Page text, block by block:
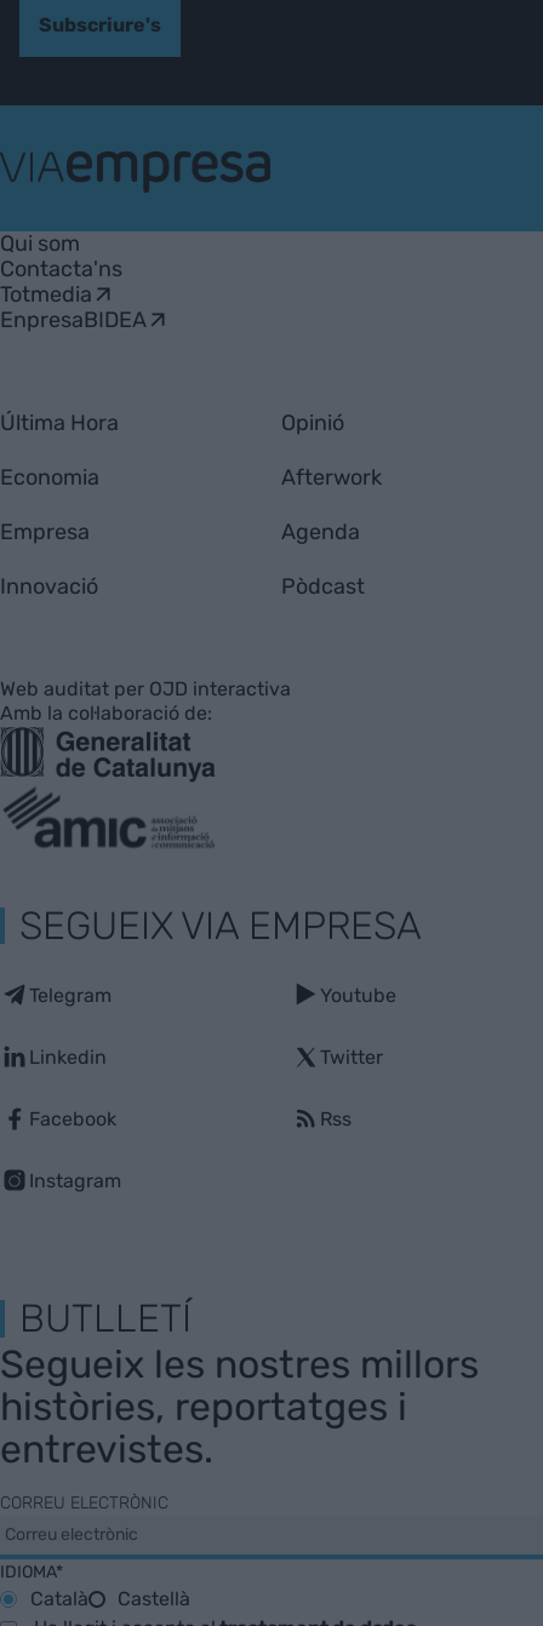
Subscriure's
Empresa
Qui som
Contacta'ns
Totmedia
EnpresaBIDEA
Última Hora
Economia
Empresa
Innovació
Opinió
Afterwork
Agenda
Pòdcast
Web auditat per OJD interactiva
Amb la col·laboració de:
SEGUEIX VIA EMPRESA
Telegram
Linkedin
Facebook
Instagram
Youtube
Twitter
Rss
BUTLLETÍ
Segueix les nostres millors
històries, reportatges i
entrevistes.
CORREU ELECTRÒNIC
IDIOMA*
Català
Castellà